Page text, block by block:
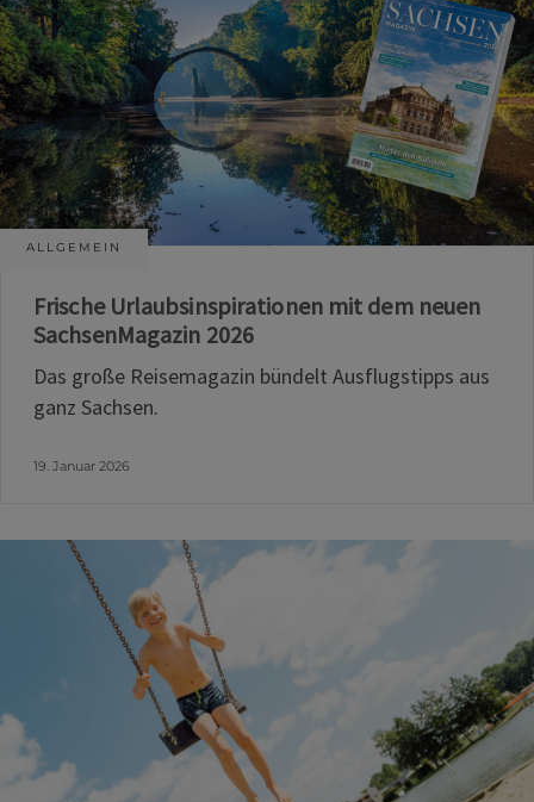
ALLGEMEIN
Frische Urlaubsinspirationen mit dem neuen
SachsenMagazin 2026
Das große Reisemagazin bündelt Ausflugstipps aus
ganz Sachsen.
19. Januar 2026